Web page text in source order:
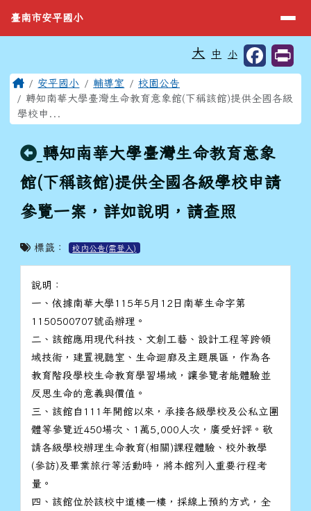
臺南市安平國小
導覽列
臺南市安平國小
⏸
大 中 小
主內容區域
Home安平國小 輔導室
校園公告
轉知南華大學臺灣生命教育意象館(下稱該館)提供全國各級
學校申...
回上頁
轉知南華大學臺灣生命教育意象
館(下稱該館)提供全國各級學校申請
參覽一案，詳如說明，請查照
標籤： 校內公告(需登入)
說明：
一、依據南華大學115年5月12日南華生命字第
1150500707號函辦理。
二、該館應用現代科技、文創工藝、設計工程等跨領
域技術，建置視聽室、生命迴廊及主題展區，作為各
教育階段學校生命教育學習場域，讓參覽者能體驗並
反思生命的意義與價值。
三、該館自111年開館以來，承接各級學校及公私立團
體等參覽近450場次、1萬5,000人次，廣受好評。敬
請各級學校辦理生命教育(相關)課程體驗、校外教學
(參訪)及畢業旅行等活動時，將本館列入重要行程考
量。
四、該館位於該校中道樓一樓，採線上預約方式，全
頁尾區域